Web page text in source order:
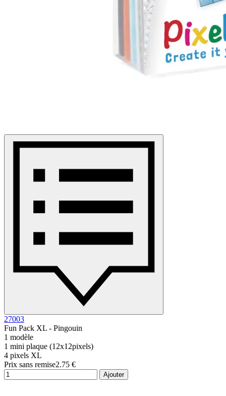
27003
Fun Pack XL - Pingouin
1 modèle
1 mini plaque (12x12pixels)
4 pixels XL
Prix sans remise2.75 €
Ajouter